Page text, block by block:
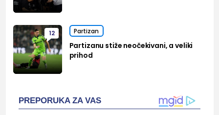
12 Partizan
Partizanu stiže neočekivani, a veliki
prihod
PREPORUKA ZA VAS